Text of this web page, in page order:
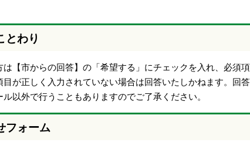
とわり
は【市からの回答】の「希望する」にチェックを入れ、必須
目が正しく入力されていない場合は回答いたしかねます。回
以外で行うこともありますのでご了承ください。
フォーム